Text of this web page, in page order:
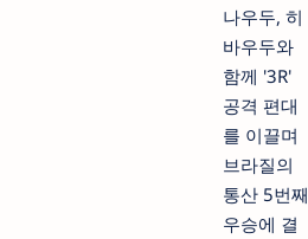
나우두, 히
바우두와
함께 '3R'
공격 편대
를 이끌며
브라질의
통산 5번째
우승에 결